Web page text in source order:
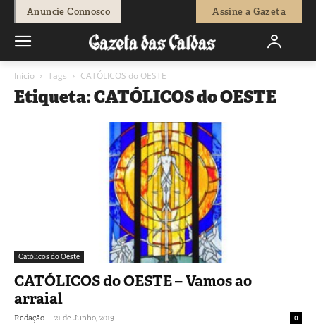
Anuncie Connosco Assine a Gazeta
Início Tags CATÓLICOS do OESTE
Etiqueta: CATÓLICOS do OESTE
Católicos do Oeste
CATÓLICOS do OESTE – Vamos ao
arraial
Redação - 21 de Junho, 2019 0